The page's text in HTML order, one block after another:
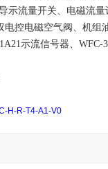
示流量开关、电磁流量
控电磁空气阀、机组
示流信号器、WFC-
H-R-T4-A1-V0